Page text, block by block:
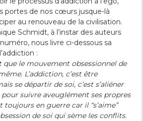
portes de nos cœurs jusque-là
au renouveau de la civilisation.
Schmidt, à l’instar des auteurs
nous livre ci-dessous sa
:
que le mouvement obsessionnel de
L’addiction, c’est être
se départir de soi, c’est s’aliéner
suivre aveuglément ses propres
toujours en guerre car il “s’aime”
de soi qui sème les conflits.